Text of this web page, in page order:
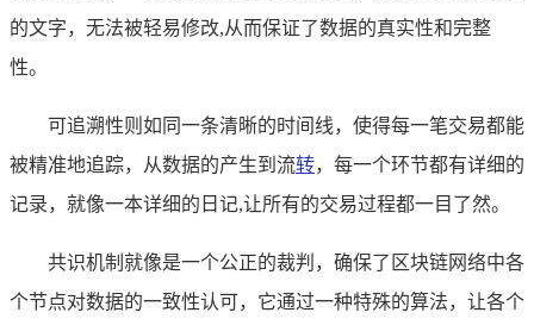
的文字，无法被轻易修改,从而保证了数据的真实性和完整
性。
可追溯性则如同一条清晰的时间线，使得每一笔交易都能
被精准地追踪，从数据的产生到流转，每一个环节都有详细的
记录，就像一本详细的日记,让所有的交易过程都一目了然。
共识机制就像是一个公正的裁判，确保了区块链网络中各
个节点对数据的一致性认可，它通过一种特殊的算法，让各个